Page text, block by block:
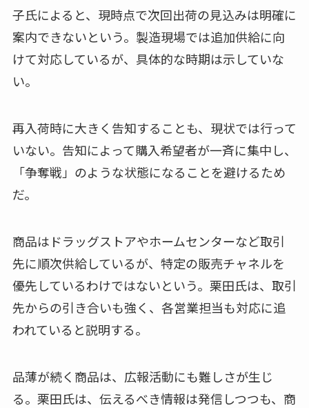
子氏によると、現時点で次回出荷の見込みは明確に
案内できないという。製造現場では追加供給に向
けて対応しているが、具体的な時期は示していな
い。
再入荷時に大きく告知することも、現状では行って
いない。告知によって購入希望者が一斉に集中し、
「争奪戦」のような状態になることを避けるため
だ。
商品はドラッグストアやホームセンターなど取引
先に順次供給しているが、特定の販売チャネルを
優先しているわけではないという。栗田氏は、取引
先からの引き合いも強く、各営業担当も対応に追
われていると説明する。
品薄が続く商品は、広報活動にも難しさが生じ
る。栗田氏は、伝えるべき情報は発信しつつも、商